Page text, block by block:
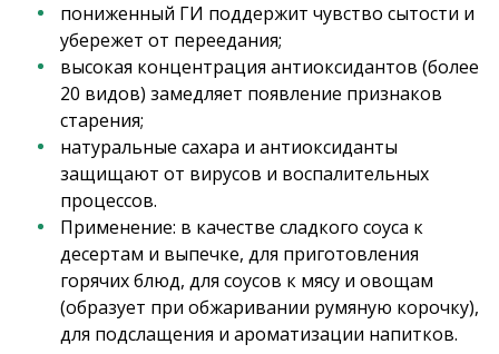
пониженный ГИ поддержит чувство сытости и
убережет от переедания;
высокая концентрация антиоксидантов (более
20 видов) замедляет появление признаков
старения;
натуральные сахара и антиоксиданты
защищают от вирусов и воспалительных
процессов.
Применение: в качестве сладкого соуса к
десертам и выпечке, для приготовления
горячих блюд, для соусов к мясу и овощам
(образует при обжаривании румяную корочку),
для подслащения и ароматизации напитков.